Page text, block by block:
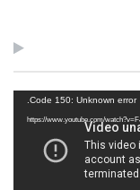
Code 150: Unknown error.